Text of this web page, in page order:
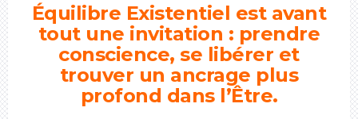
Équilibre Existentiel est avant
tout une invitation : prendre
conscience, se libérer et
trouver un ancrage plus
profond dans l’Être.